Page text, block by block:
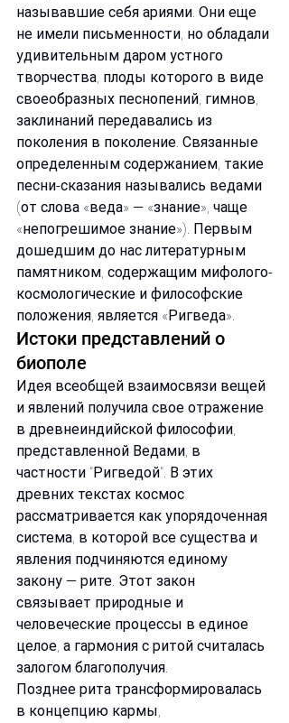
называвшие себя ариями. Они еще
не имели письменности, но обладали
удивительным даром устного
творчества, плоды которого в виде
своеобразных песнопений, гимнов,
заклинаний передавались из
поколения в поколение. Связанные
определенным содержанием, такие
песни-сказания назывались ведами
(от слова «веда» — «знание», чаще
«непогрешимое знание»). Первым
дошедшим до нас литературным
памятником, содержащим мифолого-
космологические и философские
положения, является «Ригведа».
Истоки представлений о
биополе
Идея всеобщей взаимосвязи вещей
и явлений получила свое отражение
в древнеиндийской философии,
представленной Ведами, в
частности "Ригведой". В этих
древних текстах космос
рассматривается как упорядоченная
система, в которой все существа и
явления подчиняются единому
закону — рите. Этот закон
связывает природные и
человеческие процессы в единое
целое, а гармония с ритой считалась
залогом благополучия.
Позднее рита трансформировалась
в концепцию кармы,